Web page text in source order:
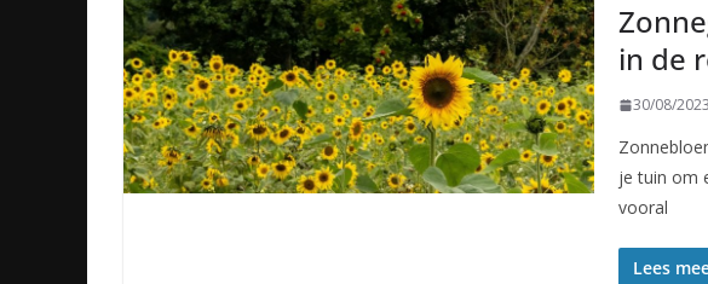
in de
30/08/2023
je tuin om
vooral
Lees